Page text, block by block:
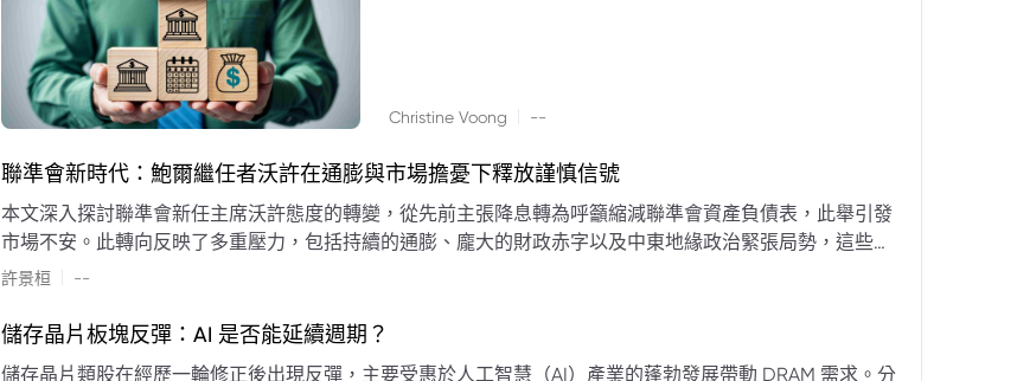
Christine Voong --
聯準會新時代：鮑爾繼任者沃許在通膨與市場擔憂下釋放謹慎信號
本文深入探討聯準會新任主席沃許態度的轉變，從先前主張降息轉為呼籲縮減聯準會資產負債表，此舉引發
市場不安。此轉向反映了多重壓力，包括持續的通膨、龐大的財政赤字以及中東地緣政治緊張局勢，這些因
素限制了聯準會實施降息或激進縮減資產負債表的空間。專家預計將進入政策觀望期，重點將放在維持較高
許景桓 --
儲存晶片板塊反彈：AI 是否能延續週期？
儲存晶片類股在經歷一輪修正後出現反彈，主要受惠於人工智慧（AI）產業的蓬勃發展帶動 DRAM 需求。分